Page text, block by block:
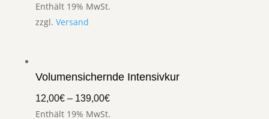
Enthält 19% MwSt.
zzgl. Versand
Volumensichernde Intensivkur
12,00€– 139,00€
Enthält 19% MwSt.